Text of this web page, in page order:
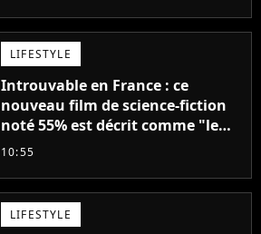
LIFESTYLE
Introuvable en France : ce
nouveau film de science-fiction
noté 55% est décrit comme "le
plus stupide de l'année"
10:55
LIFESTYLE